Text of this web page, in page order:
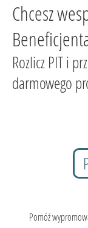
Chcesz
Rozlicz PIT i
darmowego
Pomóż